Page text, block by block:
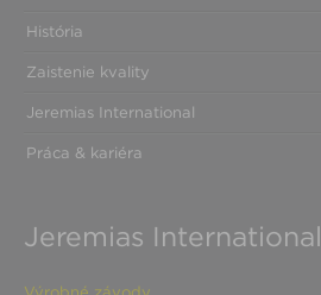
História
Zaistenie kvality
Jeremias International
Práca & kariéra
Jeremias International
Výrobné závody